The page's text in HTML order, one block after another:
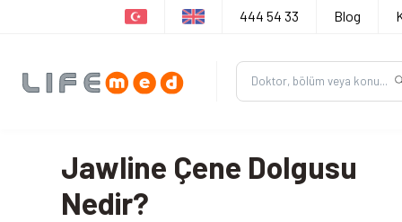
444 54 33 Blog
Jawline Çene Dolgusu
Nedir?